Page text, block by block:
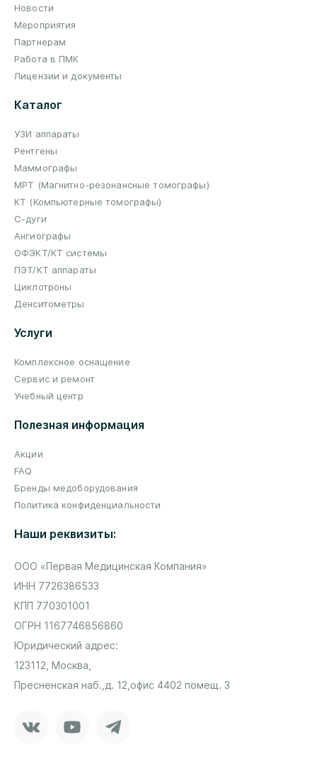
Новости
Мероприятия
Партнерам
Работа в ПМК
Лицензии и документы
Каталог
УЗИ аппараты
Рентгены
Маммографы
МРТ (Магнитно-резонансные томографы)
КТ (Компьютерные томографы)
С-дуги
Ангиографы
ОФЭКТ/КТ системы
ПЭТ/КТ аппараты
Циклотроны
Денситометры
Услуги
Комплексное оснащение
Сервис и ремонт
Учебный центр
Полезная информация
Акции
FAQ
Бренды медоборудования
Политика конфиденциальности
Наши реквизиты:
ООО «Первая Медицинская Компания»
ИНН 7726386533
КПП 770301001
ОГРН 1167746856860
Юридический адрес:
123112, Москва,
Пресненская наб., д. 12, офис 4402 помещ. 3
VkontakteYoutube